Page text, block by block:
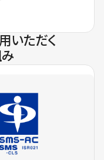
いただく